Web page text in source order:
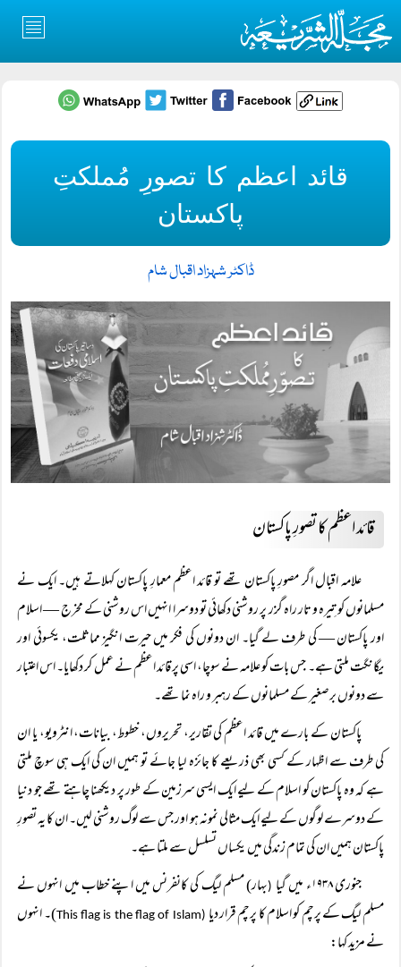
قائد اعظم کا تصورِ مُملکتِ
پاکستان
ڈاکٹر شہزاد اقبال شام
قائد اعظم کا تصورِ پاکستان
علامہ اقبال اگر مصورِ پاکستان تھے تو قائد اعظم معمارِ پاکستان کہلاتے ہیں۔ ایک نے
مسلمانوں کو تِیرہ و تار راہ گزر پر روشنی دکھائی تو دوسرا انہیں اس روشنی کے مخرج — اسلام
اور پاکستان — کی طرف لے گیا۔ ان دونوں کی فکر میں حیرت انگیز مماثلت، یکسوئی اور
یگانگت ملتی ہے۔ جس بات کو علامہ نے سوچا، اسی پر قائد اعظم نے عمل کر دکھایا۔ اس اعتبار
سے دونوں برصغیر کے مسلمانوں کے رہبر و راہ نما تھے۔
پاکستان کے بارے میں قائد اعظم کی تقاریر، تحریروں، خطوط، بیانات، انٹرویو، یا ان
کی طرف سے اظہار کے کسی بھی ذریعے کا جائزہ لیا جائے تو ہمیں ان کی ایک ہی سوچ ملتی
ہے کہ وہ پاکستان کو اسلام کے لیے ایک ایسی سرزمین کے طور پر دیکھنا چاہتے تھے جو دنیا
کے دوسرے لوگوں کے لیے ایک مثالی نمونہ ہو اور جس سے لوگ روشنی لیں۔ ان کا یہ تصورِ
پاکستان ہمیں ان کی تمام زندگی میں یکساں تسلسل سے ملتا ہے۔
جنوری ۱۹۳۸ء میں گیا
(بہار) مسلم لیگ کی کانفرنس میں اپنے خطاب میں انہوں نے
مسلم لیگ کے پرچم کو اسلام کا پرچم قرار دیا (
This flag is the flag of Islam)۔ انہوں
نے مزید کہا: